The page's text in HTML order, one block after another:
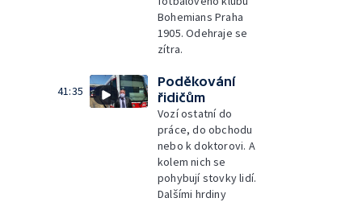
Bohemians Praha
1905. Odehraje se
zítra.
41:35
Poděkování
řidičům
Vozí ostatní do
práce, do obchodu
nebo k doktorovi. A
kolem nich se
pohybují stovky lidí.
Dalšími hrdiny